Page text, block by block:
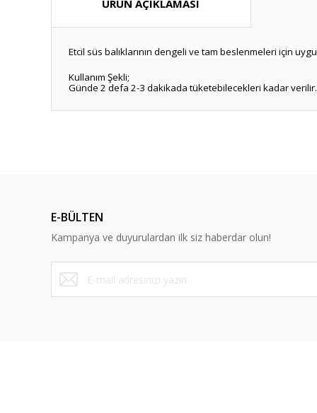
ÜRÜN AÇIKLAMASI
Etcil süs balıklarının dengeli ve tam beslenmeleri için
Kullanım Şekli;
Günde 2 defa 2-3 dakikada tüketebilecekleri kadar verilir.
Ürün bilgilerinde hatalar bulunuyor.
Ürün fiyatı diğer sitelerden daha pahalı.
Bu ürüne benzer farklı alternatifler olmalı.
E-BÜLTEN
Kampanya ve duyurulardan ilk siz haberdar olun!